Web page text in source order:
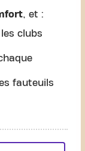
, et :
clubs
fauteuils